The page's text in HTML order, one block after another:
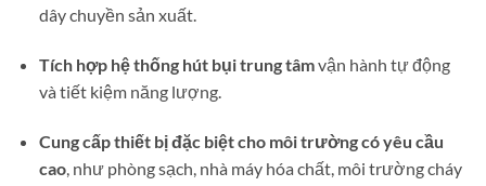
dây chuyền sản xuất.
Tích hợp hệ thống hút bụi trung tâmvận hành tự động
và tiết kiệm năng lượng.
Cung cấp thiết bị đặc biệt cho môi trường có yêu cầu
cao, như phòng sạch, nhà máy hóa chất, môi trường cháy